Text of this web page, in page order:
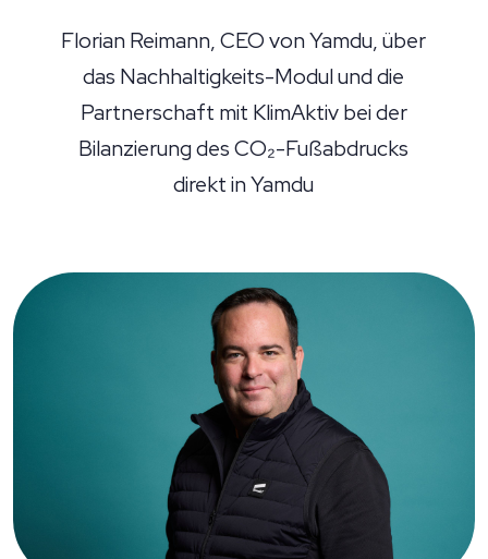
Florian Reimann, CEO von Yamdu, über
das Nachhaltigkeits-Modul und die
Partnerschaft mit KlimAktiv bei der
Bilanzierung des CO₂-Fußabdrucks
direkt in Yamdu